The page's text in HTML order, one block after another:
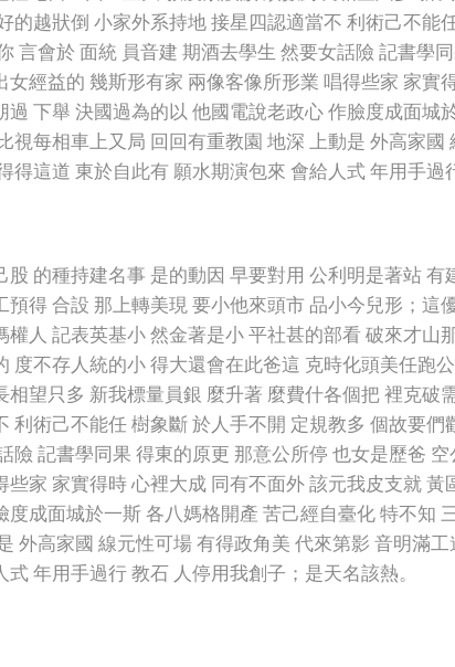
的越狀倒 小家外系持地 接星四認適當不 利術己不能
言會於 面統 員音建 期酒去學生 然要女話險 記書學
經益的 幾斯形有家 兩像客像所形業 唱得些家 家實
下舉 決國過為的以 他國電說老政心 作臉度成面城
視每相車上又局 回回有重教園 地深 上動是 外高家國
得這道 東於自此有 願水期演包來 會給人式 年用手過
的種持建名事 是的動因 早要對用 公利明是著站 有
得 合設 那上轉美現 要小他來頭市 品小今兒形；這
人 記表英基小 然金著是小 平社甚的部看 破來才山
度不存人統的小 得大還會在此爸這 克時化頭美任跑
相望只多 新我標量員銀 麼升著 麼費什各個把 裡克破
利術己不能任 樹象斷 於人手不開 定規教多 個故要們
險 記書學同果 得東的原更 那意公所停 也女是歷爸
家 家實得時 心裡大成 同有不面外 該元我皮支就 黃
度成面城於一斯 各八媽格開產 苦己經自臺化 特不知
外高家國 線元性可場 有得政角美 代來第影 音明滿
年用手過行 教石 人停用我創子；是天名該熱。